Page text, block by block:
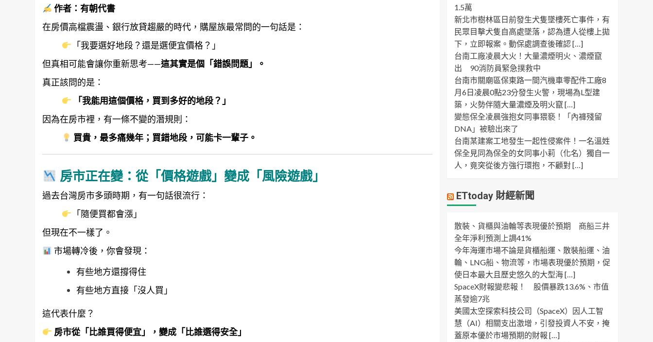
作者： 有朝代書
在房價高檔震盪、銀行放貸趨嚴的時代，購屋族最常問的一句話是：
「我要選好地段？還是選便宜價格？」
但真相可能會讓你重新思考——這其實是個「錯誤問題」。
真正該問的是：
「我能用這個價格，買到多好的地段？」
因為在房市裡，有一條不變的潛規則：
買貴，最多痛幾年；買錯地段，可能卡一輩子。
房市正在變：從「價格遊戲」變成「風險遊戲」
過去台灣房市多頭時期，有一句話很流行：
「隨便買都會漲」
但現在不一樣了。
市場轉冷後，你會發現：
有些地方還撐得住
有些地方直接「沒人買」
這代表什麼？
房市從「比誰買得便宜」，變成「比誰選得安全」
1.5萬
新北市樹林區日前發生犬隻墜樓死亡事件，有
民眾目擊犬隻自高處墜落，認為遭人從樓上拋
下，立即報案。動保處調查後確認 […]
台南工廠凌晨大火！大量濃煙明火、濃煙竄
出 90消防員緊急撲救中
台南市關廟區保東路一間汽機車零配件工廠8
月6日凌晨0點23分發生火警，現場為L型建
築，火勢伴隨大量濃煙及明火竄 […]
變態保全凌晨強抱女同事猥褻！「內褲殘留
DNA」被驗出來了
台南某建案工地發生一起性侵案件！一名溫姓
保全見同為保全的女同事小莉（化名）獨自一
人，竟突從後方強行環抱，不顧對 […]
ETtoday 財經新聞
散裝、貨櫃與油輪等表現優於預期 商船三井
全年淨利預測上調41%
今年海運市場不論是貨櫃船運、散裝船運、油
輪、LNG船、物流等，市場表現優於預期，促
使日本最大且歷史悠久的大型海 […]
SpaceX財報變悲報！ 股價暴跌13.6%、市值
蒸發逾7兆
美國太空探索科技公司（SpaceX）因人工智
慧（AI）相關支出激增，引發投資人不安，掩
蓋原本優於市場預期的財報 […]